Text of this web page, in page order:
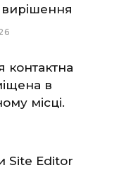
контактна
в
місці.
Site Editor